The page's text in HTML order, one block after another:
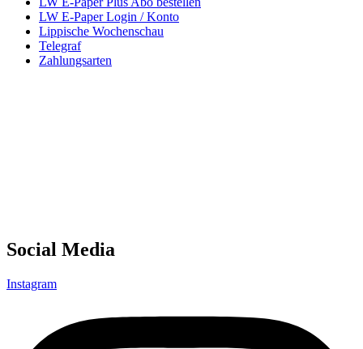
LW E-Paper Login / Konto
Lippische Wochenschau
Telegraf
Zahlungsarten
Social Media
Instagram